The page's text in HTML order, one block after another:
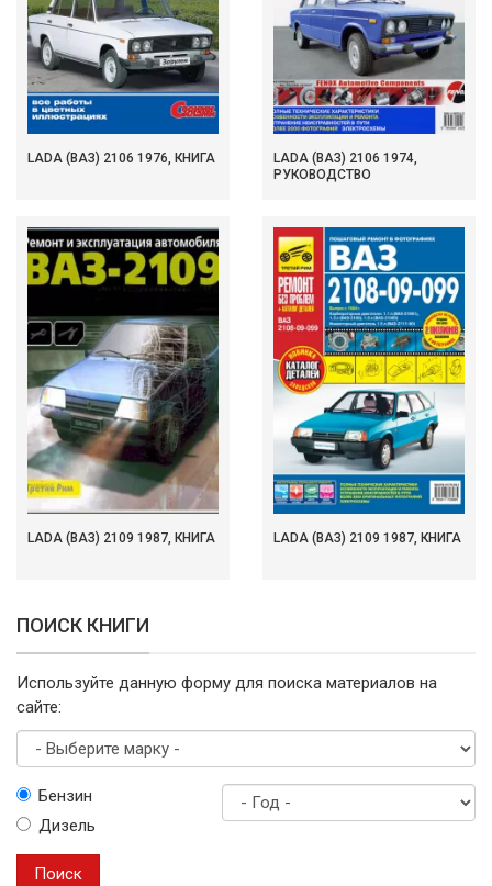
LADA (ВАЗ) 2106 1976, КНИГА
LADA (ВАЗ) 2106 1974,
РУКОВОДСТВО
LADA (ВАЗ) 2109 1987, КНИГА LADA (ВАЗ) 2109 1987, КНИГА
ПОИСК КНИГИ
Используйте данную форму для поиска материалов на
сайте:
маркуБензин
Дизель
Поиск